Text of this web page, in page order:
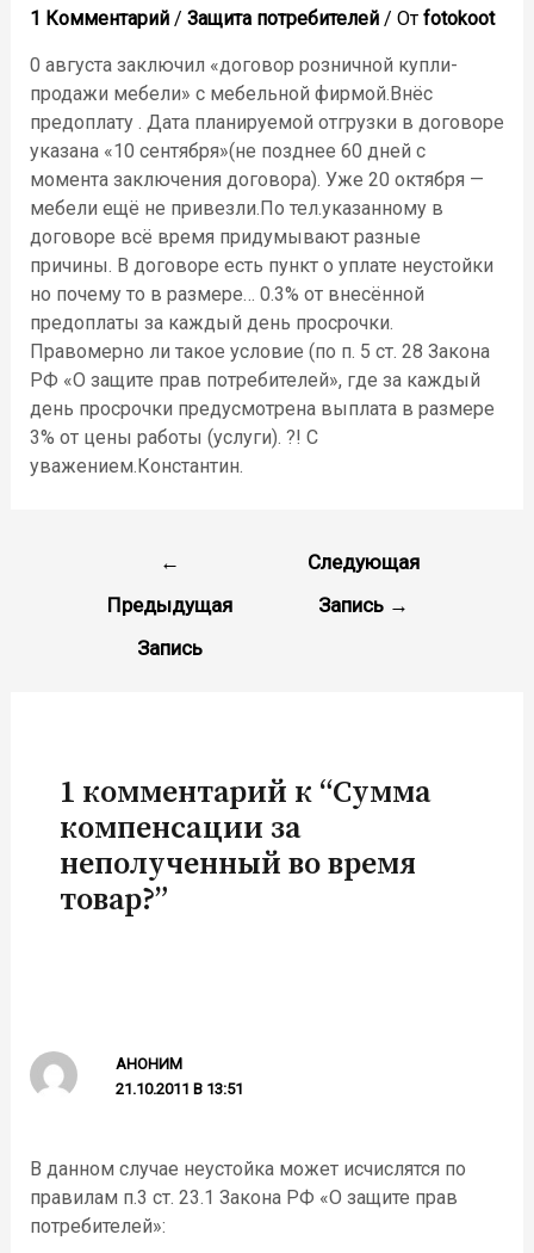
1 Комментарий / Защита потребителей/ От fotokoot
0 августа заключил «договор розничной купли-
продажи мебели» с мебельной фирмой.Внёс
предоплату . Дата планируемой отгрузки в договоре
указана «10 сентября»(не позднее 60 дней с
момента заключения договора). Уже 20 октября —
мебели ещё не привезли.По тел.указанному в
договоре всё время придумывают разные
причины. В договоре есть пункт о уплате неустойки
но почему то в размере… 0.3% от внесённой
предоплаты за каждый день просрочки.
Правомерно ли такое условие (по п. 5 ст. 28 Закона
РФ «О защите прав потребителей», где за каждый
день просрочки предусмотрена выплата в размере
3% от цены работы (услуги). ?! С
уважением.Константин.
записям
←
Предыдущая
Запись
Следующая
Запись →
1 комментарий к “Сумма
компенсации за
неполученный во время
товар?”
АНОНИМ
21.10.2011 В 13:51
В данном случае неустойка может исчислятся по
правилам п.3 ст. 23.1 Закона РФ «О защите прав
потребителей»: